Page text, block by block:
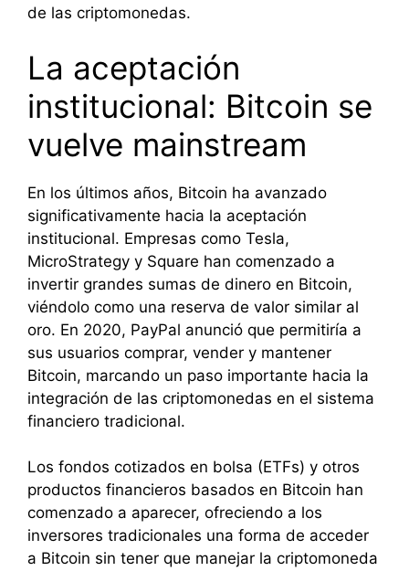
de las criptomonedas.
La aceptación
institucional: Bitcoin se
vuelve mainstream
En los últimos años, Bitcoin ha avanzado
significativamente hacia la aceptación
institucional. Empresas como Tesla,
MicroStrategy y Square han comenzado a
invertir grandes sumas de dinero en Bitcoin,
viéndolo como una reserva de valor similar al
oro. En 2020, PayPal anunció que permitiría a
sus usuarios comprar, vender y mantener
Bitcoin, marcando un paso importante hacia la
integración de las criptomonedas en el sistema
financiero tradicional.
Los fondos cotizados en bolsa (ETFs) y otros
productos financieros basados en Bitcoin han
comenzado a aparecer, ofreciendo a los
inversores tradicionales una forma de acceder
a Bitcoin sin tener que manejar la criptomoneda